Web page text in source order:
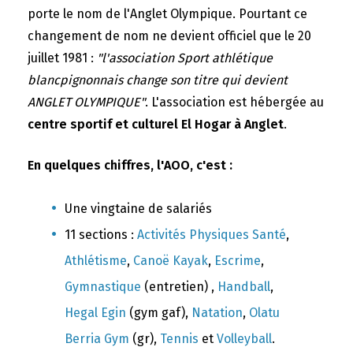
porte le nom de l'Anglet Olympique. Pourtant ce
changement de nom ne devient officiel que le 20
juillet 1981 : "l'association Sport athlétique
blancpignonnais change son titre qui devient
ANGLET OLYMPIQUE". L'association est hébergée au
centre sportif et culturel El Hogar à Anglet.
En quelques chiffres, l'AOO, c'est :
Une vingtaine de salariés
11 sections : Activités Physiques Santé,
Athlétisme, Canoë Kayak, Escrime,
Gymnastique (entretien) , Handball,
Hegal Egin (gym gaf), Natation, Olatu
Berria Gym (gr), Tennis et Volleyball.